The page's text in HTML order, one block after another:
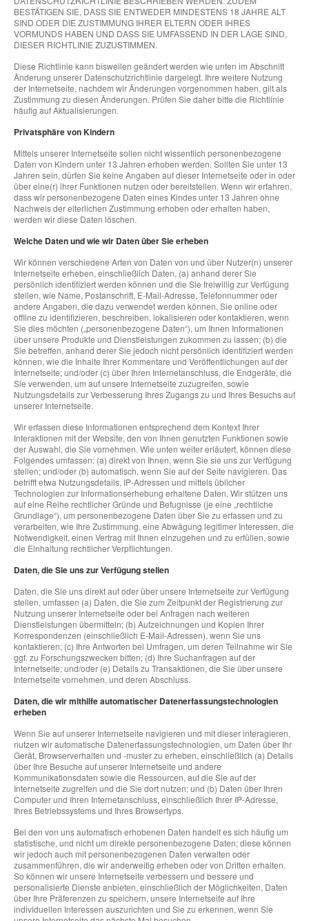
BESTÄTIGEN SIE, DASS SIE ENTWEDER MINDESTENS 18 JAHRE ALT
SIND ODER DIE ZUSTIMMUNG IHRER ELTERN ODER IHRES
VORMUNDS HABEN UND DASS SIE UMFASSEND IN DER LAGE SIND,
DIESER RICHTLINIE ZUZUSTIMMEN.
Diese Richtlinie kann bisweilen geändert werden wie unten im Abschnitt
Änderung unserer Datenschutzrichtlinie dargelegt. Ihre weitere Nutzung
der Internetseite, nachdem wir Änderungen vorgenommen haben, gilt als
Zustimmung zu diesen Änderungen. Prüfen Sie daher bitte die Richtlinie
häufig auf Aktualisierungen.
Privatsphäre von Kindern
Mittels unserer Internetseite sollen nicht wissentlich personenbezogene
Daten von Kindern unter 13 Jahren erhoben werden. Sollten Sie unter 13
Jahren sein, dürfen Sie keine Angaben auf dieser Internetseite oder in oder
über eine(r) ihrer Funktionen nutzen oder bereitstellen. Wenn wir erfahren,
dass wir personenbezogene Daten eines Kindes unter 13 Jahren ohne
Nachweis der elterlichen Zustimmung erhoben oder erhalten haben,
werden wir diese Daten löschen.
Welche Daten und wie wir Daten über Sie erheben
Wir können verschiedene Arten von Daten von und über Nutzer(n) unserer
Internetseite erheben, einschließlich Daten, (a) anhand derer Sie
persönlich identifiziert werden können und die Sie freiwillig zur Verfügung
stellen, wie Name, Postanschrift, E-Mail-Adresse, Telefonnummer oder
andere Angaben, die dazu verwendet werden können, Sie online oder
offline zu identifizieren, beschreiben, lokalisieren oder kontaktieren, wenn
Sie dies möchten („personenbezogene Daten“), um Ihnen Informationen
über unsere Produkte und Dienstleistungen zukommen zu lassen; (b) die
Sie betreffen, anhand derer Sie jedoch nicht persönlich identifiziert werden
können, wie die Inhalte Ihrer Kommentare und Veröffentlichungen auf der
Internetseite; und/oder (c) über Ihren Internetanschluss, die Endgeräte, die
Sie verwenden, um auf unsere Internetseite zuzugreifen, sowie
Nutzungsdetails zur Verbesserung Ihres Zugangs zu und Ihres Besuchs auf
unserer Internetseite.
Wir erfassen diese Informationen entsprechend dem Kontext Ihrer
Interaktionen mit der Website, den von Ihnen genutzten Funktionen sowie
der Auswahl, die Sie vornehmen. Wie unten weiter erläutert, können diese
Folgendes umfassen: (a) direkt von Ihnen, wenn Sie sie uns zur Verfügung
stellen; und/oder (b) automatisch, wenn Sie auf der Seite navigieren. Das
betrifft etwa Nutzungsdetails, IP-Adressen und mittels üblicher
Technologien zur Informationserhebung erhaltene Daten. Wir stützen uns
auf eine Reihe rechtlicher Gründe und Befugnisse (je eine „rechtliche
Grundlage“), um personenbezogene Daten über Sie zu erfassen und zu
verarbeiten, wie Ihre Zustimmung, eine Abwägung legitimer Interessen, die
Notwendigkeit, einen Vertrag mit Ihnen einzugehen und zu erfüllen, sowie
die Einhaltung rechtlicher Verpflichtungen.
Daten, die Sie uns zur Verfügung stellen
Daten, die Sie uns direkt auf oder über unsere Internetseite zur Verfügung
stellen, umfassen (a) Daten, die Sie zum Zeitpunkt der Registrierung zur
Nutzung unserer Internetseite oder bei Anfragen nach weiteren
Dienstleistungen übermitteln; (b) Aufzeichnungen und Kopien Ihrer
Korrespondenzen (einschließlich E-Mail-Adressen), wenn Sie uns
kontaktieren; (c) Ihre Antworten bei Umfragen, um deren Teilnahme wir Sie
ggf. zu Forschungszwecken bitten; (d) Ihre Suchanfragen auf der
Internetseite; und/oder (e) Details zu Transaktionen, die Sie über unsere
Internetseite vornehmen, und deren Abschluss.
Daten, die wir mithilfe automatischer Datenerfassungstechnologien
erheben
Wenn Sie auf unserer Internetseite navigieren und mit dieser interagieren,
nutzen wir automatische Datenerfassungstechnologien, um Daten über Ihr
Gerät, Browserverhalten und -muster zu erheben, einschließlich (a) Details
über Ihre Besuche auf unserer Internetseite und andere
Kommunikationsdaten sowie die Ressourcen, auf die Sie auf der
Internetseite zugreifen und die Sie dort nutzen; und (b) Daten über Ihren
Computer und Ihren Internetanschluss, einschließlich Ihrer IP-Adresse,
Ihres Betriebssystems und Ihres Browsertyps.
Bei den von uns automatisch erhobenen Daten handelt es sich häufig um
statistische, und nicht um direkte personenbezogene Daten; diese können
wir jedoch auch mit personenbezogenen Daten verwalten oder
zusammenführen, die wir anderweitig erheben oder von Dritten erhalten.
So können wir unsere Internetseite verbessern und bessere und
personalisierte Dienste anbieten, einschließlich der Möglichkeiten, Daten
über Ihre Präferenzen zu speichern, unsere Internetseite auf Ihre
individuellen Interessen auszurichten und Sie zu erkennen, wenn Sie